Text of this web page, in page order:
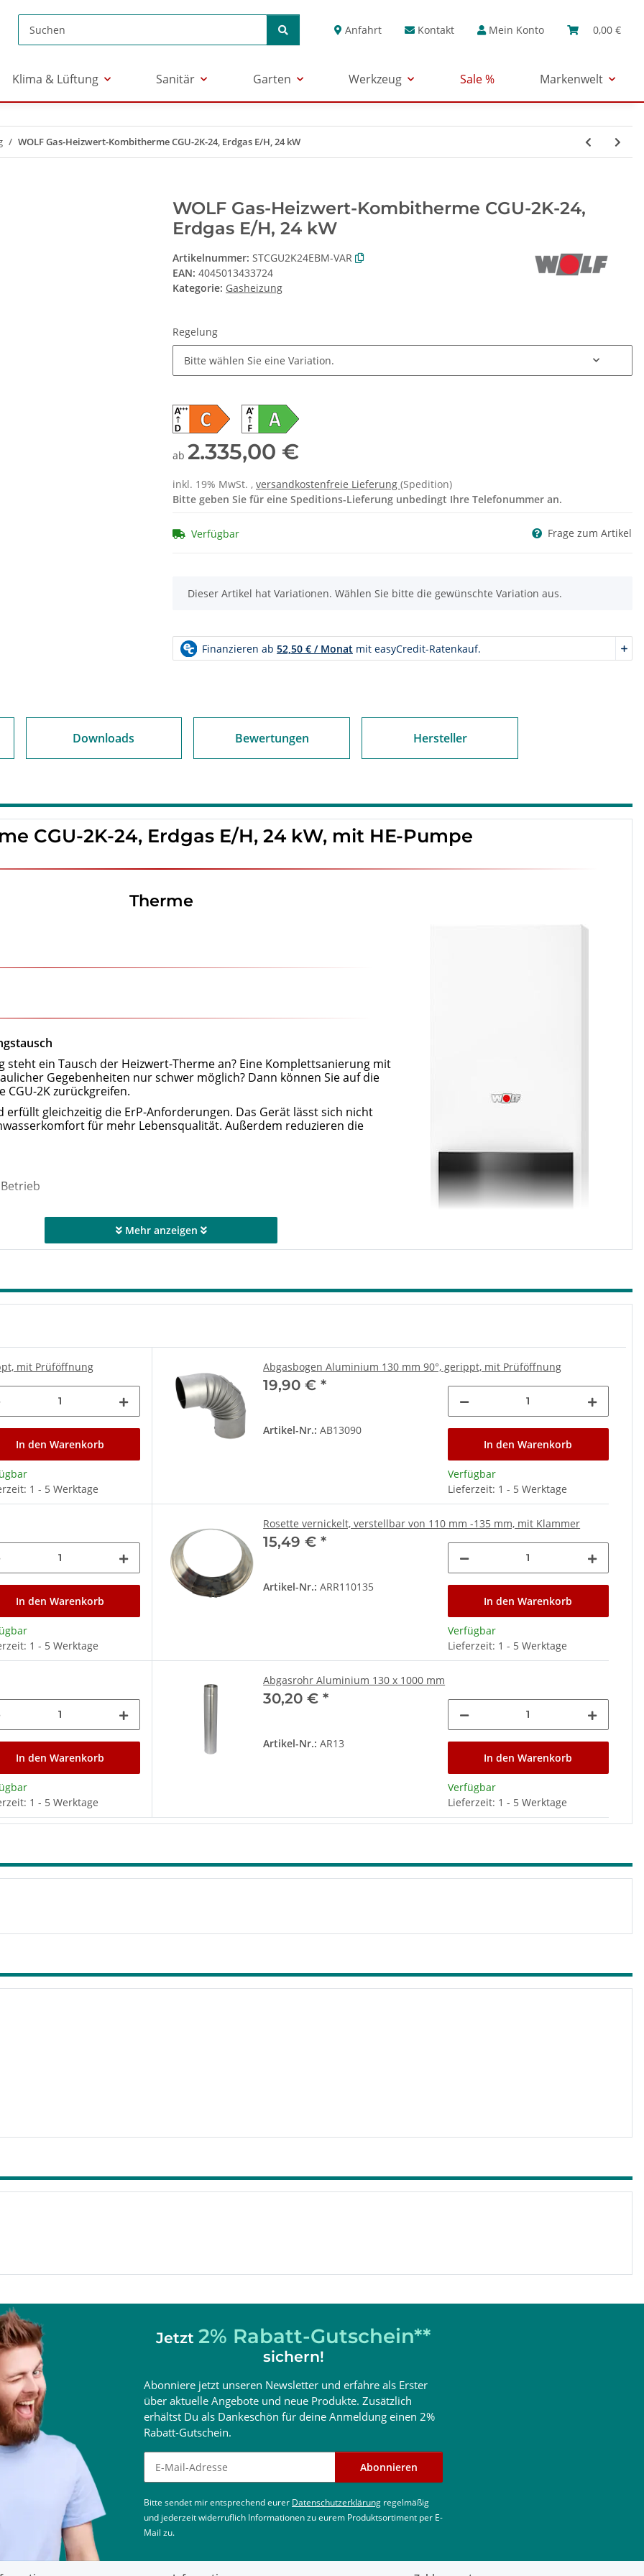
Anfahrt Kontakt Mein Konto 0,00 €
Klima & Lüftung Sanitär Garten Werkzeug Sale % Markenwelt
WOLF Gas-Heizwert-Kombitherme CGU-2K-24, Erdgas E/H, 24 kW
WOLF Gas-Heizwert-Kombitherme CGU-2K-24,
Erdgas E/H, 24 kW
Artikelnummer: STCGU2K24EBM-VAR
EAN: 4045013433724
Kategorie: Gasheizung
Regelung
Bitte wählen Sie eine Variation.
ab 2.335,00 €
inkl. 19% MwSt. , versandkostenfreie Lieferung (Spedition)
Bitte geben Sie für eine Speditions-Lieferung unbedingt Ihre Telefonummer an.
Verfügbar Frage zum Artikel
x
Dieser Artikel hat Variationen. Wählen Sie bitte die gewünschte Variation aus.
Downloads Bewertungen Hersteller
CGU-2K-24, Erdgas E/H, 24 kW, mit HE-Pumpe
Therme
ein Tausch der Heizwert-Therme an? Eine Komplettsanierung mit
Gegebenheiten nur schwer möglich? Dann können Sie auf die
CGU-2K zurückgreifen.
gleichzeitig die ErP-Anforderungen. Das Gerät lässt sich nicht
für mehr Lebensqualität. Außerdem reduzieren die
für niedrigste Emissionen
Regelungszubehör
Umschaltventil, Ausdehnungsgefäß 10 Ltr.
Gaskombiventil erforderlich
Energieausnutzung
Regelung
oder in Wandsockel als Fernbedienung
Anlagenkomponenten
RM-2
etc.
Mehr anzeigen
mit Prüföffnung
In den Warenkorb
1 - 5 Werktage
Abgasbogen Aluminium 130 mm 90°, gerippt, mit Prüföffnung
19,90 €*
Artikel-Nr.: AB13090
In den Warenkorb
Verfügbar
Lieferzeit: 1 - 5 Werktage
In den Warenkorb
1 - 5 Werktage
Rosette vernickelt, verstellbar von 110 mm -135 mm, mit Klammer
15,49 €*
Artikel-Nr.: ARR110135
In den Warenkorb
Verfügbar
Lieferzeit: 1 - 5 Werktage
In den Warenkorb
1 - 5 Werktage
Abgasrohr Aluminium 130 x 1000 mm
30,20 €*
Artikel-Nr.: AR13
In den Warenkorb
Verfügbar
Lieferzeit: 1 - 5 Werktage
Jetzt 2% Rabatt-Gutschein**
sichern!
Abonniere jetzt unseren Newsletter und erfahre als Erster
über aktuelle Angebote und neue Produkte. Zusätzlich
erhältst Du als Dankeschön für deine Anmeldung einen 2%
Rabatt-Gutschein.
Newsletter abonnieren Abonnieren
Bitte sendet mir entsprechend eurer Datenschutzerklärung regelmäßig
und jederzeit widerruflich Informationen zu eurem Produktsortiment per E-
Mail zu.